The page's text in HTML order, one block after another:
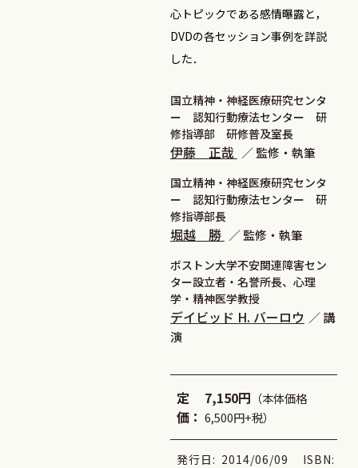
心トピックである感情曝露と，
DVDの各セッション事例を詳説
した．
国立精神・神経医療研究センタ
ー 認知行動療法センター 研
修指導部 研修普及室長
伊藤 正哉 監修・執筆
国立精神・神経医療研究センタ
ー 認知行動療法センター 研
修指導部長
堀越 勝 監修・執筆
ボストン大学不安関連障害セン
ター設立者・名誉所長、心理
学・精神医学教授
デイビッド H. バーロウ
講
演
定
価：
7,150円 （本体価格
6,500円+税）
発行日: 2014/06/09
ISBN: